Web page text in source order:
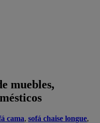
muebles,
cama, sofá chaise longue,